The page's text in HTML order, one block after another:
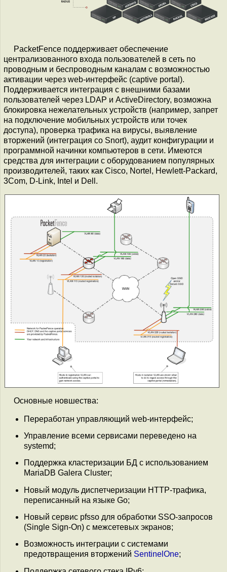
PacketFence поддерживает обеспечение
централизованного входа пользователей в сеть по
проводным и беспроводным каналам с возможностью
активации через web-интерфейс (captive portal).
Поддерживается интеграция с внешними базами
пользователей через LDAP и ActiveDirectory, возможна
блокировка нежелательных устройств (например, запрет
на подключение мобильных устройств или точек
доступа), проверка трафика на вирусы, выявление
вторжений (интеграция со Snort), аудит конфигурации и
программной начинки компьютеров в сети. Имеются
средства для интеграции с оборудованием популярных
производителей, таких как Cisco, Nortel, Hewlett-Packard,
3Com, D-Link, Intel и Dell.
Основные новшества:
Переработан управляющий web-интерфейс;
Управление всеми сервисами переведено на
systemd;
Поддержка кластеризации БД с использованием
MariaDB Galera Cluster;
Новый модуль диспетчеризации HTTP-трафика,
переписанный на языке Go;
Новый сервис pfsso для обработки SSO-запросов
(Single Sign-On) с межсетевых экранов;
Возможность интеграции с системами
предотвращения вторжений SentinelOne;